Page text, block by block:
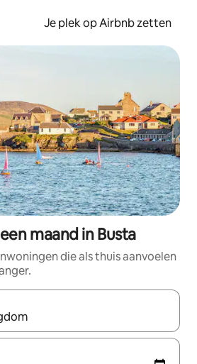
Je plek op Airbnb zetten
maand in Busta
die als thuis aanvoelen
beschikbaar zijn, maak je een keuze